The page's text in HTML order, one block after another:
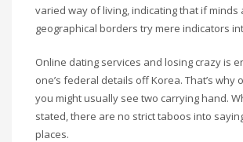
varied way of living, indicating that if minds
geographical borders try mere indicators
Online dating services and losing crazy is
one’s federal details off Korea. That’s why
you might usually see two carrying hand.
stated, there are no strict taboos into
places.